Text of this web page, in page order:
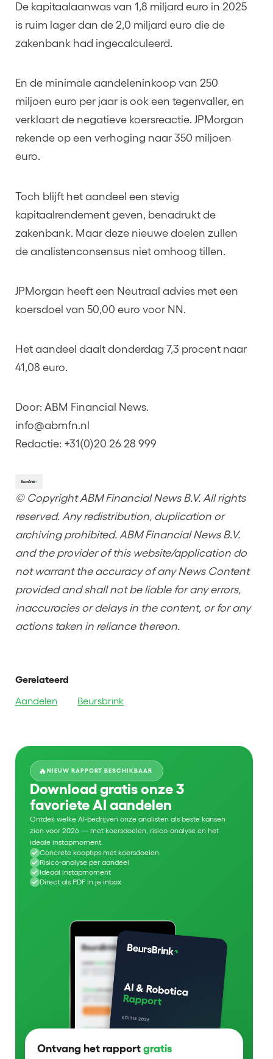
De kapitaalaanwas van 1,8 miljard euro in 2025
is ruim lager dan de 2,0 miljard euro die de
zakenbank had ingecalculeerd.
En de minimale aandeleninkoop van 250
miljoen euro per jaar is ook een tegenvaller, en
verklaart de negatieve koersreactie. JPMorgan
rekende op een verhoging naar 350 miljoen
euro.
Toch blijft het aandeel een stevig
kapitaalrendement geven, benadrukt de
zakenbank. Maar deze nieuwe doelen zullen
de analistenconsensus niet omhoog tillen.
JPMorgan heeft een Neutraal advies met een
koersdoel van 50,00 euro voor NN.
Het aandeel daalt donderdag 7,3 procent naar
41,08 euro.
Door: ABM Financial News.
info@abmfn.nl
Redactie: +31(0)20 26 28 999
© Copyright ABM Financial News B.V. All rights
reserved. Any redistribution, duplication or
archiving prohibited. ABM Financial News B.V.
and the provider of this website/application do
not warrant the accuracy of any News Content
provided and shall not be liable for any errors,
inaccuracies or delays in the content, or for any
actions taken in reliance thereon.
Gerelateerd
Aandelen
Beursbrink
🔥NIEUW RAPPORT BESCHIKBAAR
Download gratis onze 3
favoriete AI aandelen
Ontdek welke AI-bedrijven onze analisten als beste kansen
zien voor 2026 — met koersdoelen, risico-analyse en het
ideale instapmoment.
Concrete kooptips met koersdoelen
Risico-analyse per aandeel
Ideaal instapmoment
Direct als PDF in je inbox
Ontvang het rapport gratis